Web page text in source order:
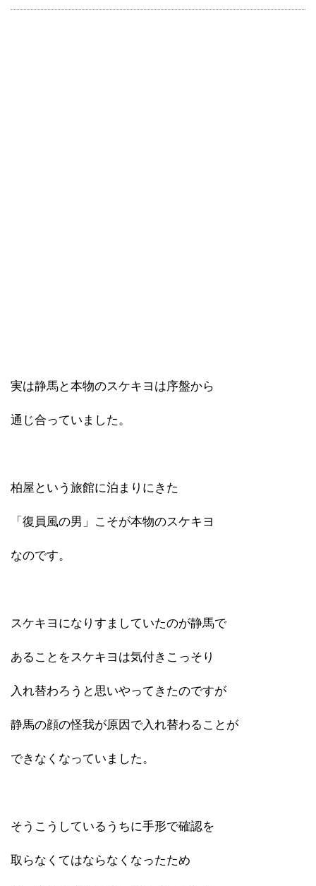
実は静馬と本物のスケキヨは序盤から
通じ合っていました。
柏屋という旅館に泊まりにきた
「復員風の男」こそが本物のスケキヨ
なのです。
スケキヨになりすましていたのが静馬で
あることをスケキヨは気付きこっそり
入れ替わろうと思いやってきたのですが
静馬の顔の怪我が原因で入れ替わることが
できなくなっていました。
そうこうしているうちに手形で確認を
取らなくてはならなくなったため